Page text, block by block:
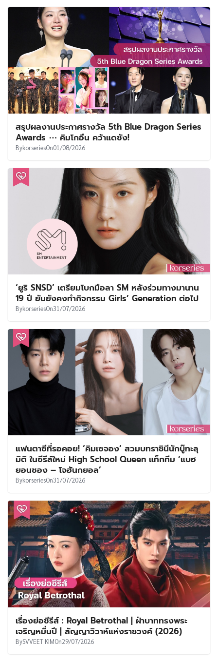
สรุปผลงานประกาศรางวัล 5th Blue Dragon Series
Awards ⋯ คิมโกอึน คว้าแดซัง!
BykorseriesOn01/08/2026
‘ยูริ SNSD’ เตรียมโบกมือลา SM หลังร่วมทางมานาน
19 ปี ยันยังคงทำกิจกรรม Girls’ Generation ต่อไป
BykorseriesOn31/07/2026
แฟนตาซีที่รอคอย! ‘คิมเซจอง’ สวมบทราชินีนักบู๊ทะลุ
มิติ ในซีรีส์ใหม่ High School Queen แท็กทีม ‘แบฮ
ยอนซอง – โจฮันกยอล’
BykorseriesOn31/07/2026
เรื่องย่อซีรีส์ : Royal Betrothal | ฝ่าบาททรงพระ
เจริญหมื่นปี | สัญญาวิวาห์แห่งราชวงศ์ (2026)
BySVVEET KIMOn29/07/2026